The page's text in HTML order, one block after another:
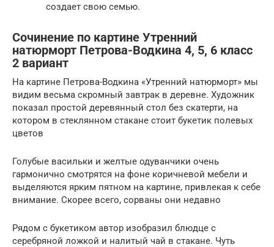
создает свою семью.
Сочинение по картине Утренний
натюрморт Петрова-Водкина 4, 5, 6 класс
2 вариант
На картине Петрова-Водкина «Утренний натюрморт» мы
видим весьма скромный завтрак в деревне. Художник
показал простой деревянный стол без скатерти, на
котором в стеклянном стакане стоит букетик полевых
цветов
Голубые васильки и желтые одуванчики очень
гармонично смотрятся на фоне коричневой мебели и
выделяются ярким пятном на картине, привлекая к себе
внимание. Скорее всего, сорваны они недавно
Рядом с букетиком автор изобразил блюдце с
серебряной ложкой и налитый чай в стакане. Чуть